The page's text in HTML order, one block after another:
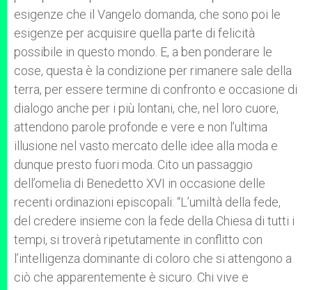
esigenze che il Vangelo domanda, che sono poi le
esigenze per acquisire quella parte di felicità
possibile in questo mondo. E, a ben ponderare le
cose, questa è la condizione per rimanere sale della
terra, per essere termine di confronto e occasione di
dialogo anche per i più lontani, che, nel loro cuore,
attendono parole profonde e vere e non l’ultima
illusione nel vasto mercato delle idee alla moda e
dunque presto fuori moda. Cito un passaggio
dell’omelia di Benedetto XVI in occasione delle
recenti ordinazioni episcopali: “L’umiltà della fede,
del credere insieme con la fede della Chiesa di tutti i
tempi, si troverà ripetutamente in conflitto con
l’intelligenza dominante di coloro che si attengono a
ciò che apparentemente è sicuro. Chi vive e